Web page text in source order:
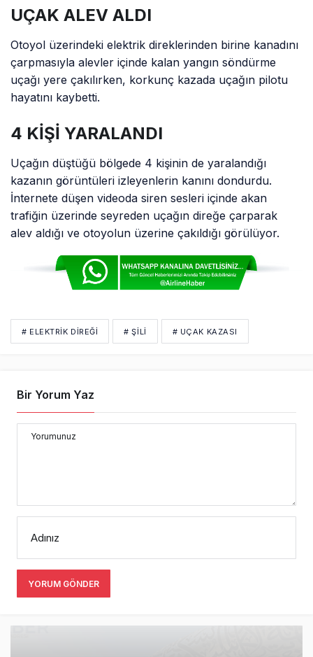
Bulgular Açıklandı:
Burun İniş Takımı
Emniyet Pimi Yanlış
Konumlandırılmış
UÇAK ALEV ALDI
Otoyol üzerindeki elektrik direklerinden birine kanadını
çarpmasıyla alevler içinde kalan yangın söndürme
uçağı yere çakılırken, korkunç kazada uçağın pilotu
hayatını kaybetti.
4 KİŞİ YARALANDI
Uçağın düştüğü bölgede 4 kişinin de yaralandığı
kazanın görüntüleri izleyenlerin kanını dondurdu.
İnternete düşen videoda siren sesleri içinde akan
trafiğin üzerinde seyreden uçağın direğe çarparak
alev aldığı ve otoyolun üzerine çakıldığı görülüyor.
# ELEKTRIK DIREĞI # ŞILI # UÇAK KAZASI
Bir Yorum Yaz
Yorumunuz
Adınız
YORUM GÖNDER